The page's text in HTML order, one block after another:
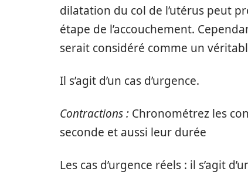
dilatation du col de l’utérus peut
étape de l’accouchement.
serait considéré comme un
Il s’agit d’un cas d’urgence.
Contractions : Chronométrez les
seconde et aussi leur durée
Les cas d’urgence réels : il s’agit